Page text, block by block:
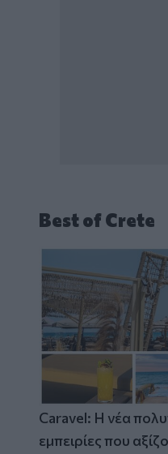
Best of Crete
Caravel: Η νέα
εμπειρίες που